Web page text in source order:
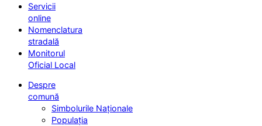
Servicii
online
Nomenclatura
stradală
Monitorul
Oficial Local
Despre
comună
Simbolurile Naționale
Populația